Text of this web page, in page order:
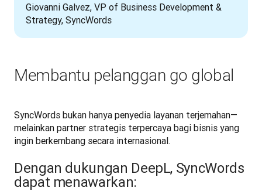
Giovanni Galvez, VP of Business Development &
Strategy, SyncWords
Membantu pelanggan go global
SyncWords bukan hanya penyedia layanan terjemahan—
melainkan partner strategis terpercaya bagi bisnis yang
ingin berkembang secara internasional.
Dengan dukungan DeepL, SyncWords
dapat menawarkan: